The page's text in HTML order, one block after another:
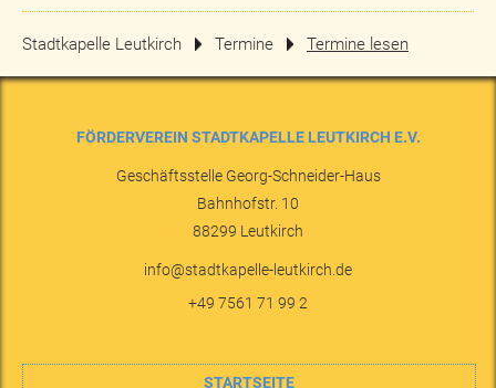
Stadtkapelle Leutkirch Termine Termine lesen
FÖRDERVEREIN STADTKAPELLE LEUTKIRCH E.V.
Geschäftsstelle Georg-Schneider-Haus
Bahnhofstr. 10
88299 Leutkirch
info@stadtkapelle-leutkirch.de
+49 7561 71 99 2
STARTSEITE